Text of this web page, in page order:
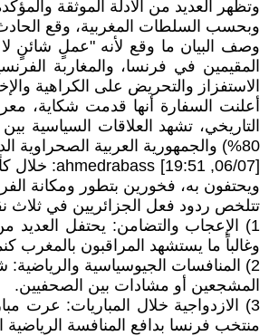
وتظهر العديد من الأدلة الموثقة
وبحسب السلطات المغربية، وقع الحادث في
وصف البيان ما وقع لأنه "عملٍ شائنٍ
المقيمين في فرنسا، والمغاربة
الاستفزاز والتحريض على الكراهية
أعلنت السفارة أنها قدمت شكاية،
التاريخي، تشهد العلاقات السياسية
80%) والجمهورية العربية الصحراوية الديمقراطية (التي تسيطر على نحو 20%)، بدعم من الجزائر.
ويحتفون به، فخورين بتطور ومكانة
تتلخص ردود فعل الجزائريين في ثلاث
1) الإعجاب والتضامن: يحتفل العديد
وغالباً ما يستشهد المراقبون بالمغرب
2) المنافسات الجيوسياسية
المشجعين أو مشادات بين الصحفيين.
3) الازدواجية خلال المباريات:
منتخب فرنسا بدافع المنافسة